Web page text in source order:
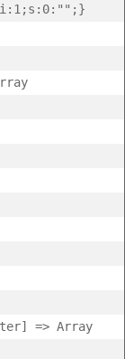
=> Array